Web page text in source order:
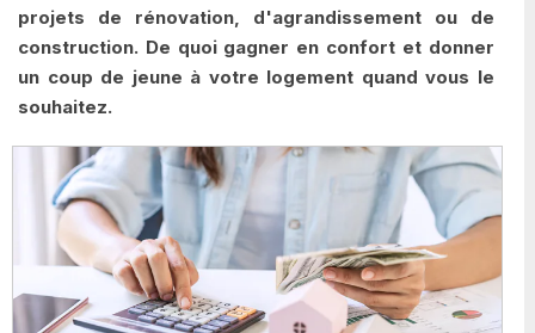
projets de rénovation, d'agrandissement ou de
construction. De quoi gagner en confort et donner
un coup de jeune à votre logement quand vous le
souhaitez.